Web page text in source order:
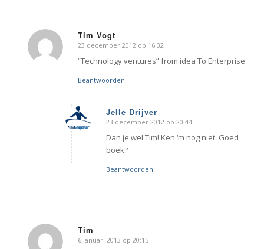
Tim Vogt
zegt:
23 december 2012 op 16:32
“Technology ventures” from idea To Enterprise
Beantwoorden
Jelle Drijver
zegt:
23 december 2012 op 20:44
Dan je wel Tim! Ken ‘m nog niet. Goed
boek?
Beantwoorden
Tim
zegt:
6 januari 2013 op 20:15